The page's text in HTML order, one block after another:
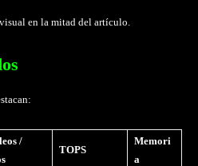
en la mitad del artículo.
/
TOPS
Memori
a